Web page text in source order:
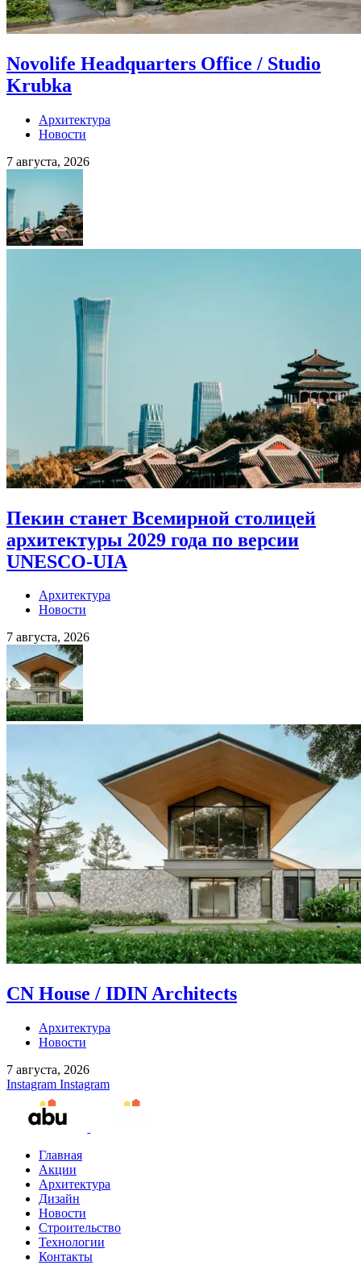
Novolife Headquarters Office / Studio
Krubka
Архитектура
Новости
7 августа, 2026
Пекин станет Всемирной столицей
архитектуры 2029 года по версии
UNESCO-UIA
Архитектура
Новости
7 августа, 2026
CN House / IDIN Architects
Архитектура
Новости
7 августа, 2026
Instagram Instagram
Главная
Акции
Архитектура
Дизайн
Новости
Строительство
Технологии
Контакты